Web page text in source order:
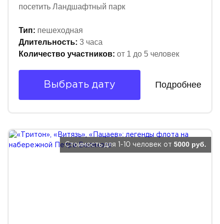
посетить Ландшафтный парк
Тип: пешеходная
Длительность: 3 часа
Количество участников: от 1 до 5 человек
Выбрать дату Подробнее
Стоимость для 1-10 человек от 5000 руб.